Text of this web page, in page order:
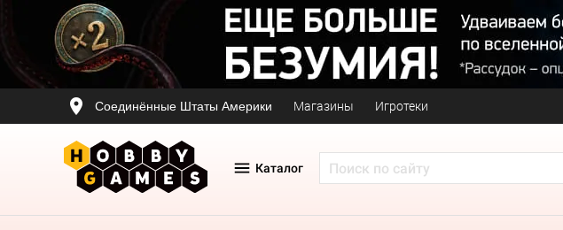
Соединённые Штаты Америки Магазины Игротеки
Каталог